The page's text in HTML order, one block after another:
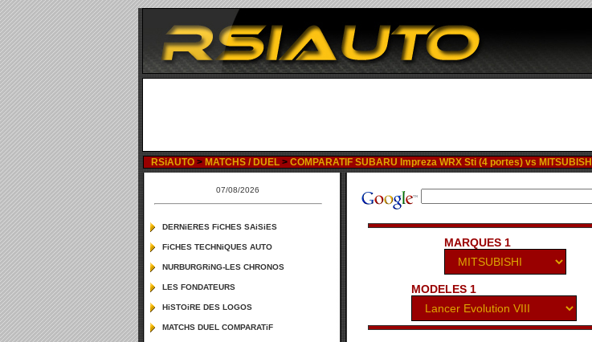
RSiAUTO > MATCHS / DUEL > COMPARATIF SUBARU Impreza WRX Sti (4 portes) vs
MARQUES 1
MODELES 1
07/08/2026
DERNiERES FiCHES SAiSiES
FiCHES TECHNiQUES AUTO
NURBURGRiNG-LES CHRONOS
LES FONDATEURS
HiSTOiRE DES LOGOS
MATCHS DUEL COMPARATiF